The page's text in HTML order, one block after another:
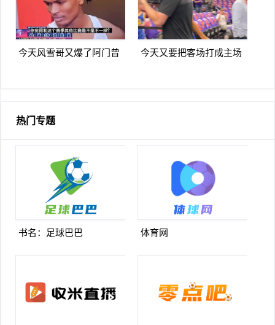
今天风雪哥又爆了阿门曾
非我来防
今天又要把客场打成主场
烈欢迎
热门专题
书名：足球巴巴 体育网